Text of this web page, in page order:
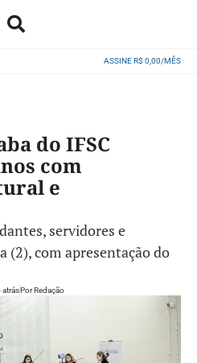
ASSINE R$ 0,00/MÊS
do IFSC
com
e
servidores e
(2), com apresentação do
atrásPorRedação